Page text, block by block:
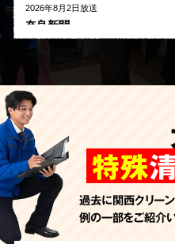
2026年8月2日放送
奈良新聞
2026年8月1日放送
2026年7月27日放送
AbemaTV
2026年7月24日放送
朝日新聞
2026年7月10日放送
季刊「宗教問題」
2026年7月10日放送
東洋経済オンライン
特殊
過去に関西クリー
例の一部をご紹介い